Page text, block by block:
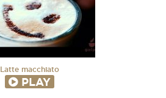
Latte macchiato
PLAY